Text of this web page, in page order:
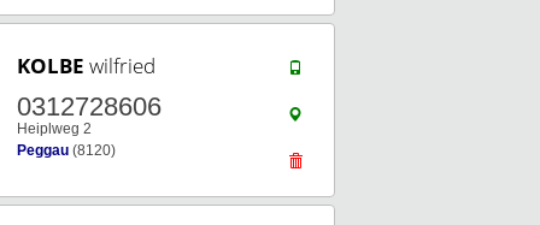
KOLBE wilfried
0312728606
Heiplweg 2
Peggau (8120)